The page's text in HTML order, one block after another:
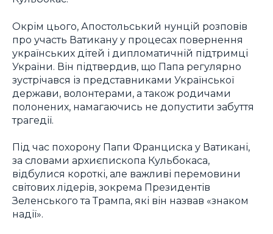
Окрім цього, Апостольський нунцій розповів
про участь Ватикану у процесах повернення
українських дітей і дипломатичній підтримці
України. Він підтвердив, що Папа регулярно
зустрічався із представниками Української
держави, волонтерами, а також родичами
полонених, намагаючись не допустити забуття
трагедії.
Під час похорону Папи Франциска у Ватикані,
за словами архиєпископа Кульбокаса,
відбулися короткі, але важливі перемовини
світових лідерів, зокрема Президентів
Зеленського та Трампа, які він назвав «знаком
надії».